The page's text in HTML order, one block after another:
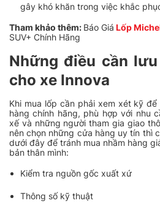
gây khó khăn trong việc khắc
Tham khảo thêm: Báo Giá Lốp
SUV+ Chính Hãng
Những điều cần
cho xe Innova
Khi mua lốp cần phải xem xét kỹ
hàng chính hãng, phù hợp với nhu
xế và những người tham gia giao
nên chọn những cửa hàng uy tín thì
dưới đây để tránh mua nhầm hàng
bản thân mình:
Kiểm tra nguồn gốc xuất xứ
Thông số kỹ thuật